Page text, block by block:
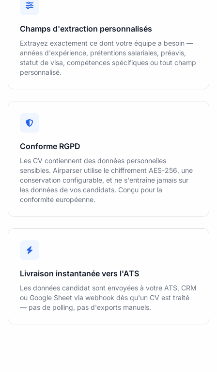
Champs d'extraction personnalisés
Extrayez exactement ce dont votre équipe a besoin —
années d'expérience, prétentions salariales, préavis,
statut de visa, compétences spécifiques ou tout champ
personnalisé.
Conforme RGPD
Les CV contiennent des données personnelles
sensibles. Airparser utilise le chiffrement AES-256, une
conservation configurable, et ne s'entraîne jamais sur
les données de vos candidats. Conçu pour la
conformité européenne.
Livraison instantanée vers l'ATS
Les données candidat sont envoyées à votre ATS, CRM
ou Google Sheet via webhook dès qu'un CV est traité
— pas de polling, pas d'exports manuels.